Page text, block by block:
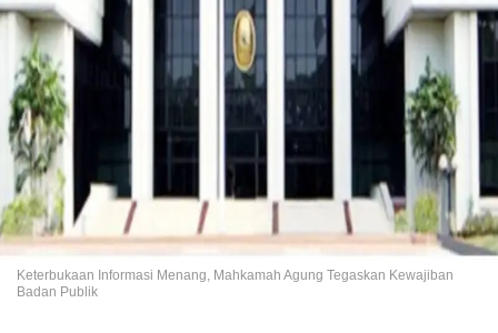
Keterbukaan Informasi Menang, Mahkamah Agung Tegaskan Kewajiban
Badan Publik